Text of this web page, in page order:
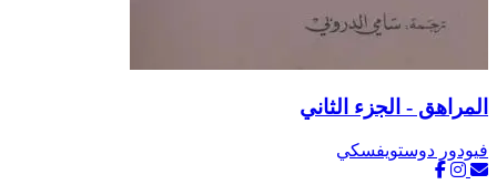
المراهق - الجزء الثاني
فيودور دوستويفسكي